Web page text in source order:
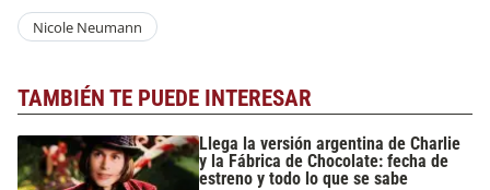
Nicole Neumann
TAMBIÉN TE PUEDE INTERESAR
Llega la versión argentina de Charlie
y la Fábrica de Chocolate: fecha de
estreno y todo lo que se sabe